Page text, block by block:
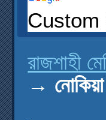
Custom
রাজশাহী
→